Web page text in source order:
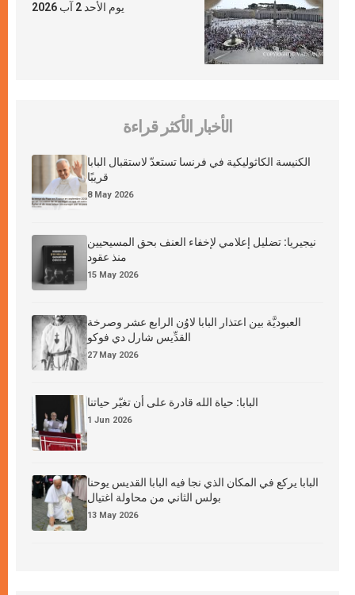
يوم الأحد 2 آب 2026
الأخبار الأكثر قراءة
الكنيسة الكاثوليكية في فرنسا تستعدّ لاستقبال البابا
قريبًا
8 May 2026
نيجيريا: تضليل إعلامي لإخفاء العنف بحق المسيحيين
منذ عقود
15 May 2026
العبوديَّة بين اعتذار البابا لاوُن الرابع عشر وصرخة
القدِّيس شارل دي فوكو
27 May 2026
البابا: حياة الله قادرة على أن تغيّر حياتنا
1 Jun 2026
البابا يركع في المكان الذي نجا فيه البابا القديس يوحنا
بولس الثاني من محاولة اغتيال
13 May 2026